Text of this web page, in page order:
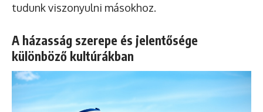
tudunk viszonyulni másokhoz.
A házasság szerepe és jelentősége
különböző kultúrákban